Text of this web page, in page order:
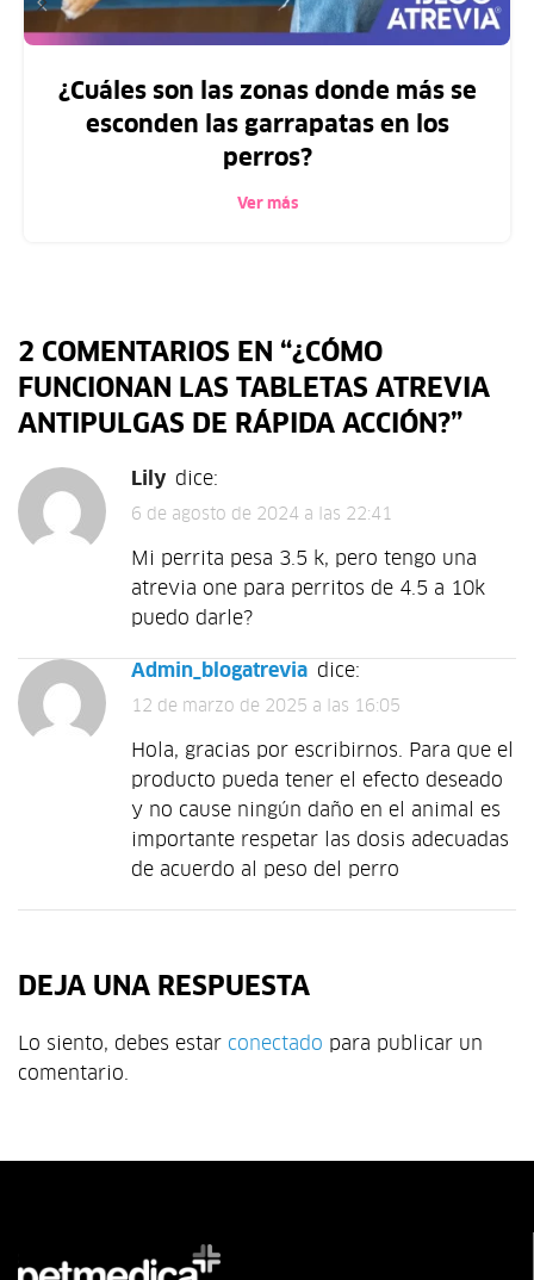
¿Cuáles son las zonas donde más se
esconden las garrapatas en los
perros?
Ver más
2 COMENTARIOS EN “¿CÓMO
FUNCIONAN LAS TABLETAS ATREVIA
ANTIPULGAS DE RÁPIDA ACCIÓN?”
Lily dice:
6 de agosto de 2024 a las 22:41
Mi perrita pesa 3.5 k, pero tengo una
atrevia one para perritos de 4.5 a 10k
puedo darle?
admin_blogatrevia dice:
12 de marzo de 2025 a las 16:05
Hola, gracias por escribirnos. Para que el
producto pueda tener el efecto deseado
y no cause ningún daño en el animal es
importante respetar las dosis adecuadas
de acuerdo al peso del perro
DEJA UNA RESPUESTA
Lo siento, debes estar conectado para publicar un
comentario.